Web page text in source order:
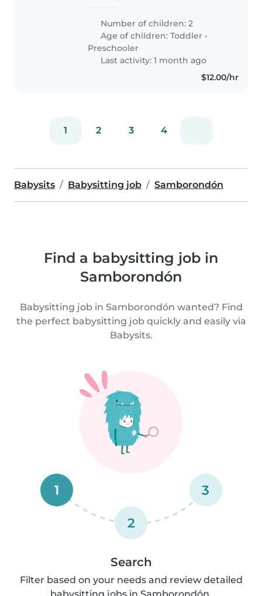
SALE: domingo 7:00 de la
mañana Atender: 2 adultos y dos
niños. PAGO: 500 sin afiliación..
Number of children: 2
Age of children:Toddler •
Preschooler
Last activity: 1 month ago
$12.00/hr
1 2 3 4
Babysits Babysitting job Samborondón
Find a babysitting job in
Samborondón
Babysitting job in Samborondón wanted? Find
the perfect babysitting job quickly and easily via
Babysits.
1
2
3
Search
Filter based on your needs and review detailed